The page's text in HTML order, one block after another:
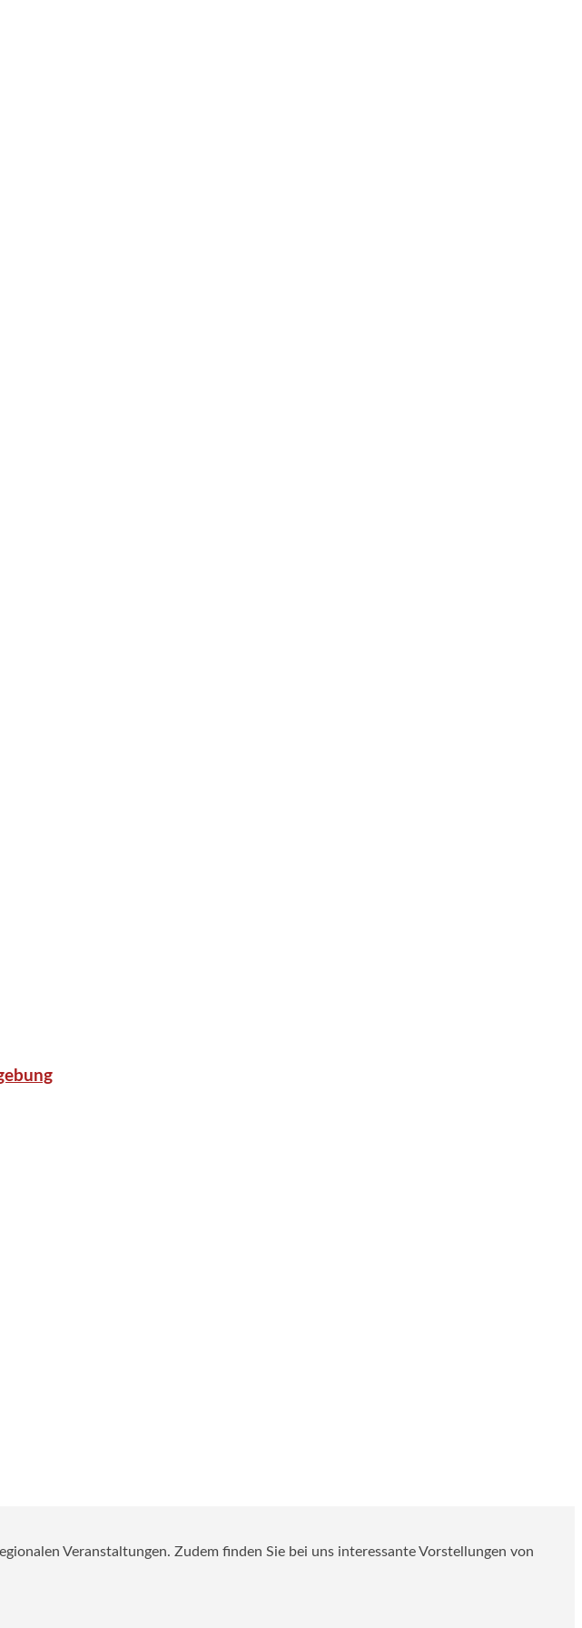
Veranstaltungen. Zudem finden Sie bei uns interessante Vorstellungen von